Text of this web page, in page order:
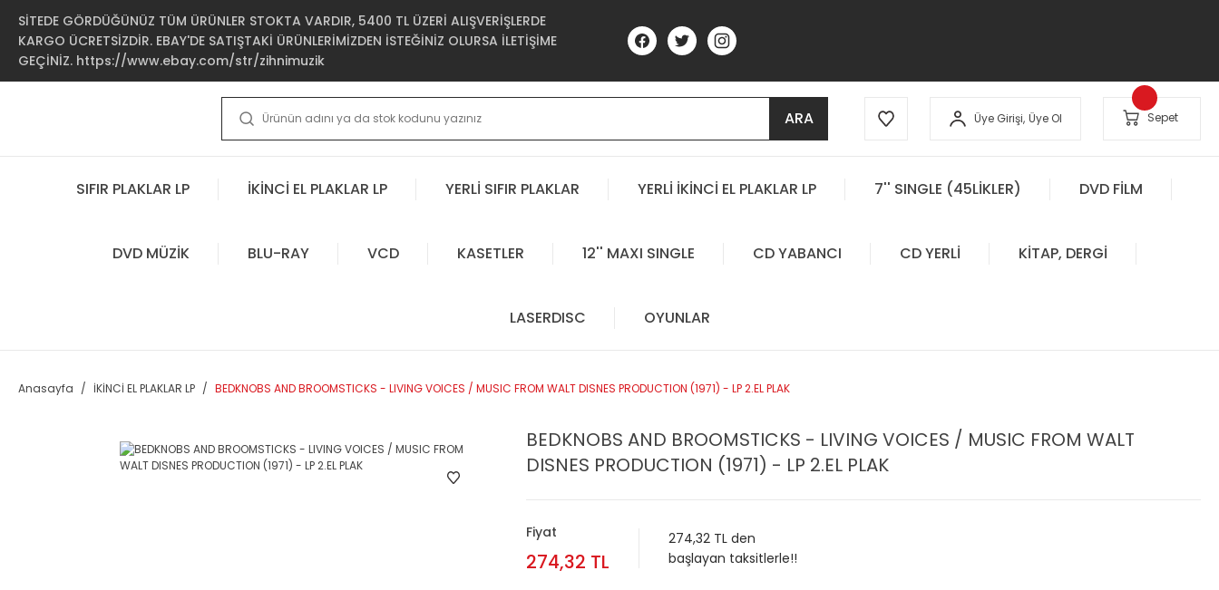
SİTEDE GÖRDÜĞÜNÜZ TÜM ÜRÜNLER STOKTA VARDIR, 5400 TL ÜZERİ ALIŞVERİŞLERDE
KARGO ÜCRETSİZDİR. EBAY'DE SATIŞTAKİ ÜRÜNLERİMİZDEN İSTEĞİNİZ OLURSA İLETİŞİME
GEÇİNİZ. https://www.ebay.com/str/zihnimuzik
ARA Üye Girişi, Üye Ol Sepet
SIFIR PLAKLAR LP İKİNCİ EL PLAKLAR LP YERLİ SIFIR PLAKLAR YERLİ İKİNCİ EL PLAKLAR LP 7'' SINGLE (45LİKLER) DVD FİLM
DVD MÜZİK BLU-RAY VCD KASETLER 12'' MAXI SINGLE CD YABANCI CD YERLİ KİTAP, DERGİ
LASERDISC OYUNLAR
Anasayfa İKİNCİ EL PLAKLAR LP BEDKNOBS AND BROOMSTICKS - LIVING VOICES / MUSIC FROM WALT DISNES PRODUCTION (1971) - LP 2.EL PLAK
BEDKNOBS AND BROOMSTICKS - LIVING VOICES / MUSIC FROM WALT
DISNES PRODUCTION (1971) - LP 2.EL PLAK
Fiyat
274,32 TL
274,32 TL den
başlayan taksitlerle!!